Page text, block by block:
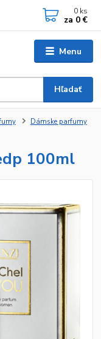
Menu
Hľadať
0 ks
za 0 €
Dámske parfumy
100ml